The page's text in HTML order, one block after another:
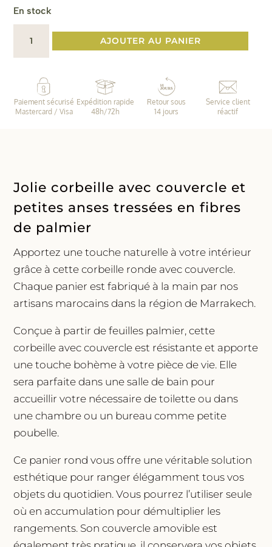
En stock
quantité
Corbeille
couvercle
et
AJOUTER AU PANIER
Paiement sécurisé
Mastercard / Visa
Expédition rapide
48h/72h
Retour sous
14 jours
Service client
réactif
Jolie corbeille avec couvercle et
petites anses tressées en fibres
de palmier
Apportez une touche naturelle à votre intérieur
grâce à cette corbeille ronde avec couvercle.
Chaque panier est fabriqué à la main par nos
artisans marocains dans la région de Marrakech.
Conçue à partir de feuilles palmier, cette
corbeille avec couvercle est résistante et apporte
une touche bohème à votre pièce de vie. Elle
sera parfaite dans une salle de bain pour
accueillir votre nécessaire de toilette ou dans
une chambre ou un bureau comme petite
poubelle.
Ce panier rond vous offre une véritable solution
esthétique pour ranger élégamment tous vos
objets du quotidien. Vous pourrez l’utiliser seule
où en accumulation pour démultiplier les
rangements. Son couvercle amovible est